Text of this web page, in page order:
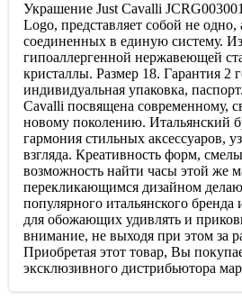
Украшение Just Cavalli
Logo, представляет собой не одно,
соединенных в единую систему.
гипоаллергенной нержавеющей
кристаллы. Размер 18. Гарантия 2
индивидуальная упаковка,
Cavalli посвящена современному,
новому поколению. Итальянский
гармония стильных аксессуаров,
взгляда. Креативность форм,
возможность найти часы этой же
перекликающимся дизайном
популярного итальянского
для обожающих удивлять и
внимание, не выходя при этом за
Приобретая этот товар, Вы
эксклюзивного дистрибьютора